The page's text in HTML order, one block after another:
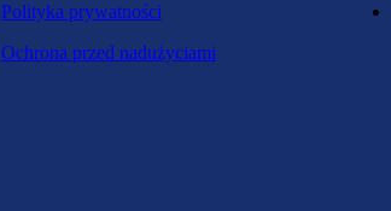
Polityka prywatności
Ochrona przed nadużyciami